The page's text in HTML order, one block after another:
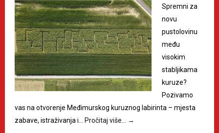
Spremni za
novu
pustolovinu
među
visokim
stabljikama
kuruze?
Pozivamo
vas na otvorenje Međimurskog kuruznog labirinta – mjesta
zabave, istraživanja i… Pročitaj više… →